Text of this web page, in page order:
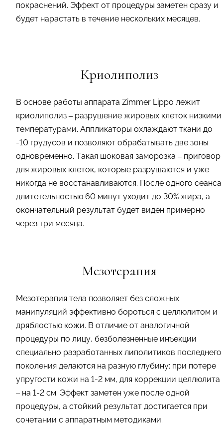
покраснений. Эффект от процедуры заметен сразу и
будет нарастать в течение нескольких месяцев.
Криолиполиз
В основе работы аппарата Zimmer Lippo лежит
криолиполиз – разрушение жировых клеток низкими
температурами. Аппликаторы охлаждают ткани до
-10 грудусов и позволяют обрабатывать две зоны
одновременно. Такая шоковая заморозка – приговор
для жировых клеток, которые разрушаются и уже
никогда не восстанавливаются. После одного сеанса
длитетельностью 60 минут уходит до 30% жира, а
окончательный результат будет виден примерно
через три месяца.
Мезотерапия
Мезотерапия тела позволяет без сложных
манипуляций эффективно бороться с целлюлитом и
дряблостью кожи. В отличие от аналогичной
процедуры по лицу, безболезненные инъекции
специально разработанных липолитиков последнего
поколения делаются на разную глубину: при потере
упругости кожи на 1-2 мм, для коррекции целлюлита
– на 1-2 см. Эффект заметен уже после одной
процедуры, а стойкий результат достигается при
сочетании с аппаратным методиками.